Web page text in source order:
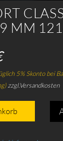
MM
5% Skonto bei
zzgl.Versandkosten